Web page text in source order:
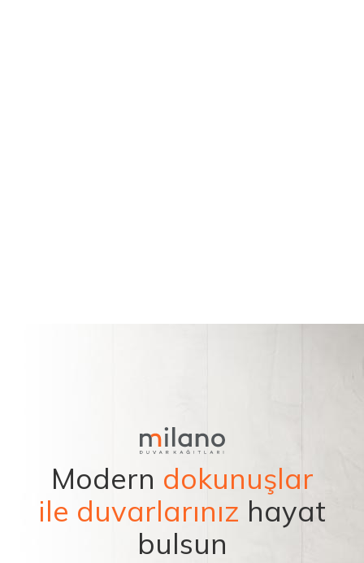
Modern dokunuşlar
ile duvarlarınız hayat
bulsun